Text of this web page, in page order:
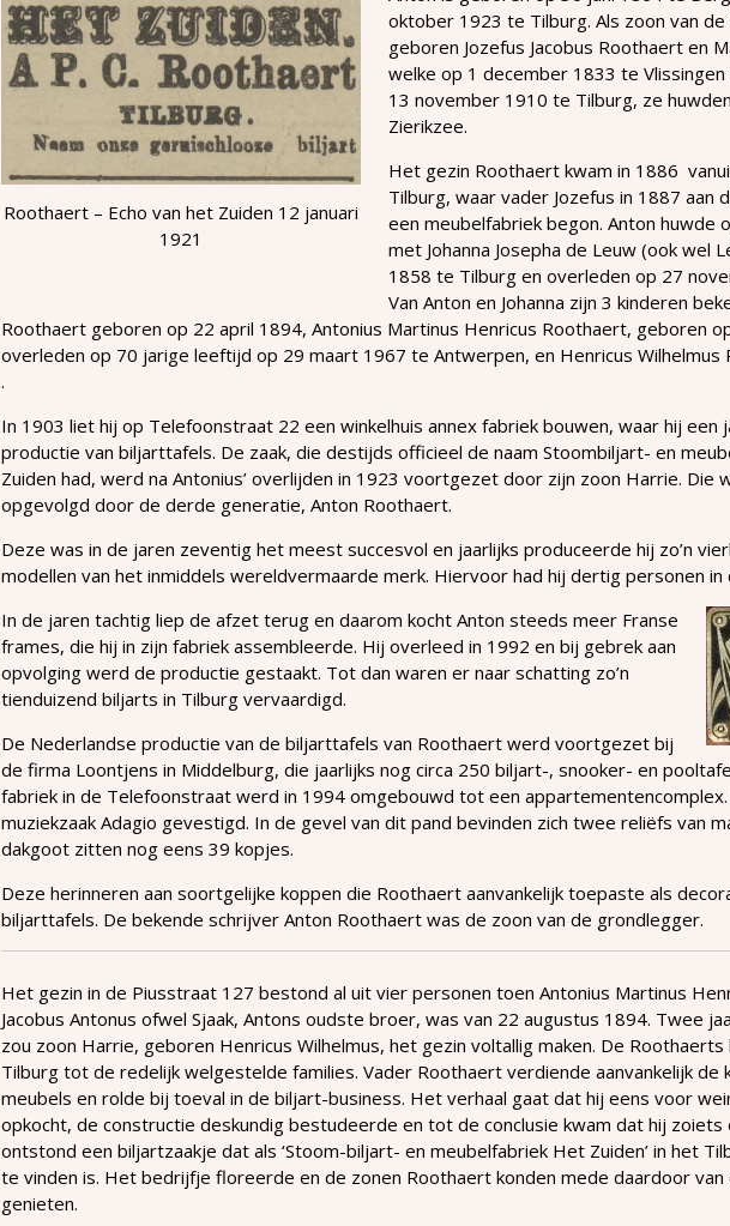
Roothaert – Echo van het Zuiden 12 januari
1921
oktober 1923 te Tilburg. Als zoon van
geboren Jozefus Jacobus Roothaert en
welke op 1 december 1833 te
13 november 1910 te Tilburg, ze
Zierikzee.
Het gezin Roothaert kwam in 1886
Tilburg, waar vader Jozefus in 1887 aan
een meubelfabriek begon. Anton huwde
met Johanna Josepha de Leuw (ook wel
1858 te Tilburg en overleden op 27
Van Anton en Johanna zijn 3 kinderen
Roothaert geboren op 22 april 1894, Antonius Martinus Henricus Roothaert, geboren
overleden op 70 jarige leeftijd op 29 maart 1967 te Antwerpen, en Henricus Wilhelmus
.
In 1903 liet hij op Telefoonstraat 22 een winkelhuis annex fabriek bouwen, waar hij
productie van biljarttafels. De zaak, die destijds officieel de naam Stoombiljart- en
Zuiden had, werd na Antonius’ overlijden in 1923 voortgezet door zijn zoon Harrie. Die
opgevolgd door de derde generatie, Anton Roothaert.
Deze was in de jaren zeventig het meest succesvol en jaarlijks produceerde hij zo’n
modellen van het inmiddels wereldvermaarde merk. Hiervoor had hij dertig personen in
In de jaren tachtig liep de afzet terug en daarom kocht Anton steeds meer Franse
frames, die hij in zijn fabriek assembleerde. Hij overleed in 1992 en bij gebrek aan
opvolging werd de productie gestaakt. Tot dan waren er naar schatting zo’n
tienduizend biljarts in Tilburg vervaardigd.
De Nederlandse productie van de biljarttafels van Roothaert werd voortgezet bij
de firma Loontjens in Middelburg, die jaarlijks nog circa 250 biljart-, snooker- en
fabriek in de Telefoonstraat werd in 1994 omgebouwd tot een appartementencomplex.
muziekzaak Adagio gevestigd. In de gevel van dit pand bevinden zich twee reliëfs van
dakgoot zitten nog eens 39 kopjes.
Deze herinneren aan soortgelijke koppen die Roothaert aanvankelijk toepaste als
biljarttafels. De bekende schrijver Anton Roothaert was de zoon van de grondlegger.
Het gezin in de Piusstraat 127 bestond al uit vier personen toen Antonius Martinus
Jacobus Antonus ofwel Sjaak, Antons oudste broer, was van 22 augustus 1894. Twee
zou zoon Harrie, geboren Henricus Wilhelmus, het gezin voltallig maken. De
Tilburg tot de redelijk welgestelde families. Vader Roothaert verdiende aanvankelijk de
meubels en rolde bij toeval in de biljart-business. Het verhaal gaat dat hij eens voor
opkocht, de constructie deskundig bestudeerde en tot de conclusie kwam dat hij zoiets
ontstond een biljartzaakje dat als ‘Stoom-biljart- en meubelfabriek Het Zuiden’ in het
te vinden is. Het bedrijfje floreerde en de zonen Roothaert konden mede daardoor
genieten.